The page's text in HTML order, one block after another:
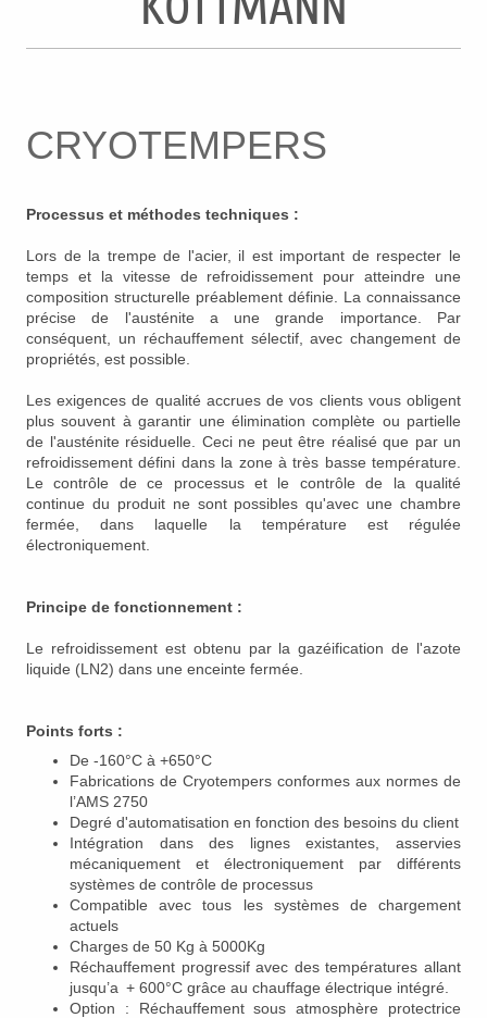
CRYOTEMPERS
Processus et méthodes techniques :
Lors de la trempe de l'acier, il est important de respecter le
temps et la vitesse de refroidissement pour atteindre une
composition structurelle préablement définie. La connaissance
précise de l'austénite a une grande importance. Par
conséquent, un réchauffement sélectif, avec changement de
propriétés, est possible.
Les exigences de qualité accrues de vos clients vous obligent
plus souvent à garantir une élimination complète ou partielle
de l'austénite résiduelle. Ceci ne peut être réalisé que par un
refroidissement défini dans la zone à très basse température.
Le contrôle de ce processus et le contrôle de la qualité
continue du produit ne sont possibles qu'avec une chambre
fermée, dans laquelle la température est régulée
électroniquement.
Principe de fonctionnement :
Le refroidissement est obtenu par la gazéification de l'azote
liquide (LN2) dans une enceinte fermée.
Points forts :
De -160°C à +650°C
Fabrications de Cryotempers conformes aux normes de
l’AMS 2750
Degré d'automatisation en fonction des besoins du client
Intégration dans des lignes existantes, asservies
mécaniquement et électroniquement par différents
systèmes de contrôle de processus
Compatible avec tous les systèmes de chargement
actuels
Charges de 50 Kg à 5000Kg
Réchauffement progressif avec des températures allant
jusqu’a + 600°C grâce au chauffage électrique intégré.
Option : Réchauffement sous atmosphère protectrice